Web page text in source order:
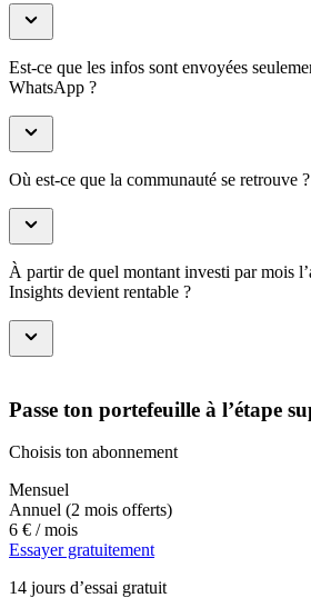
Est-ce que les infos sont envoyées
WhatsApp ?
Où est-ce que la communauté se retrouve ?
À partir de quel montant investi par mois
Insights devient rentable ?
Passe ton portefeuille à l’étape
Choisis ton abonnement
Mensuel
Annuel (2 mois offerts)
6 € / mois
Essayer gratuitement
14 jours d’essai gratuit